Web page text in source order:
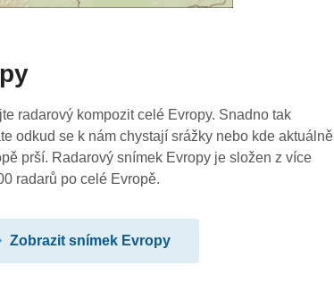
04:50
04:40
04:30
radarový kompozit celé Evropy. Snadno tak
odkud se k nám chystají srážky nebo kde aktuálně
prší. Radarový snímek Evropy je složen z více
radarů po celé Evropě.
Zobrazit snímek Evropy